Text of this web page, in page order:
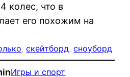
колес, что в
его похожим на
, скейтборд, сноуборд
Игры и спорт